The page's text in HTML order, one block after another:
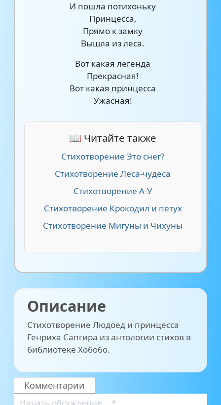
И пошла потихоньку
Принцесса,
Прямо к замку
Вышла из леса.
Вот какая легенда
Прекрасная!
Вот какая принцесса
Ужасная!
📖 Читайте также
Стихотворение Это снег?
Стихотворение Леса-чудеса
Стихотворение А-У
Стихотворение Крокодил и петух
Стихотворение Мигуны и Чихуны
Описание
Стихотворение Людоед и принцесса
Генриха Сапгира из антологии стихов в
библиотеке Хобобо.
Комментарии